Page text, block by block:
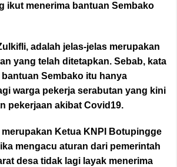
ikut menerima bantuan Sembako
adalah jelas-jelas merupakan
yang telah ditetapkan. Sebab, kata
Sembako itu hanya
warga pekerja serabutan yang kini
pekerjaan akibat Covid19.
Ketua KNPI Botupingge
mengacu aturan dari pemerintah
desa tidak lagi layak menerima